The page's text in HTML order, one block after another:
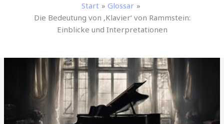
Start
Glossar
Die Bedeutung von ‚Klavier‘ von Rammstein:
Einblicke und Interpretationen